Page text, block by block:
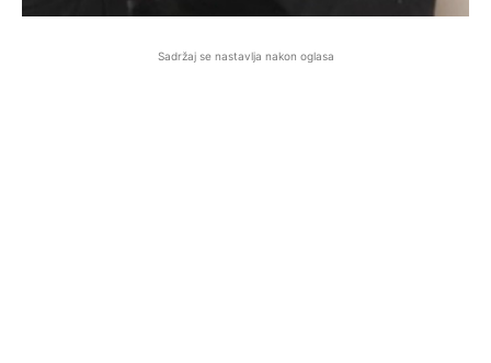
Sadržaj se nastavlja nakon oglasa